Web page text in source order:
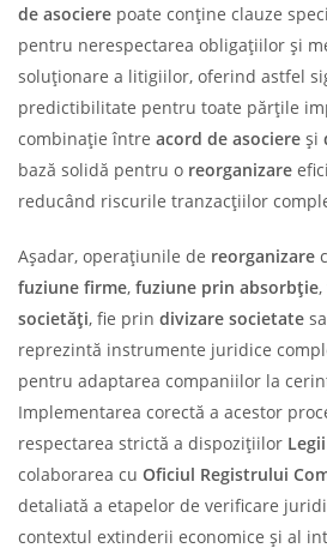
de asociere poate conține clauze
pentru nerespectarea obligațiilor și
soluționare a litigiilor, oferind astfel
predictibilitate pentru toate părțile
combinație între acord de asociere și
bază solidă pentru o reorganizare
reducând riscurile tranzacțiilor
Așadar, operațiunile de reorganizare
fuziune firme, fuziune prin absorbție,
societăți, fie prin divizare societate
reprezintă instrumente juridice
pentru adaptarea companiilor la
Implementarea corectă a acestor
respectarea strictă a dispozițiilor
colaborarea cu Oficiul Registrului
detaliată a etapelor de verificare
contextul extinderii economice și al